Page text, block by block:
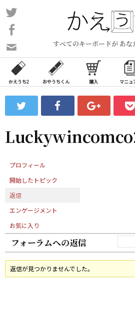
コ
ン
ン
ツ
ス
ッ
プ
すべてのキーボードが あな
い
合
わ
フ
ォ
ム
かえうち2 おやうちくん 購入 マニュ
プロフィール
開始したトピック
返信
エンゲージメント
お気に入り
フォーラムへの返信
返信が見つかりませんでした。